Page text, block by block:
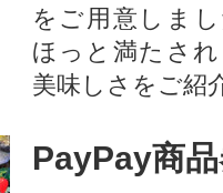
をご用意しま
ほっと満たさ
美味しさをご紹
PayPay商